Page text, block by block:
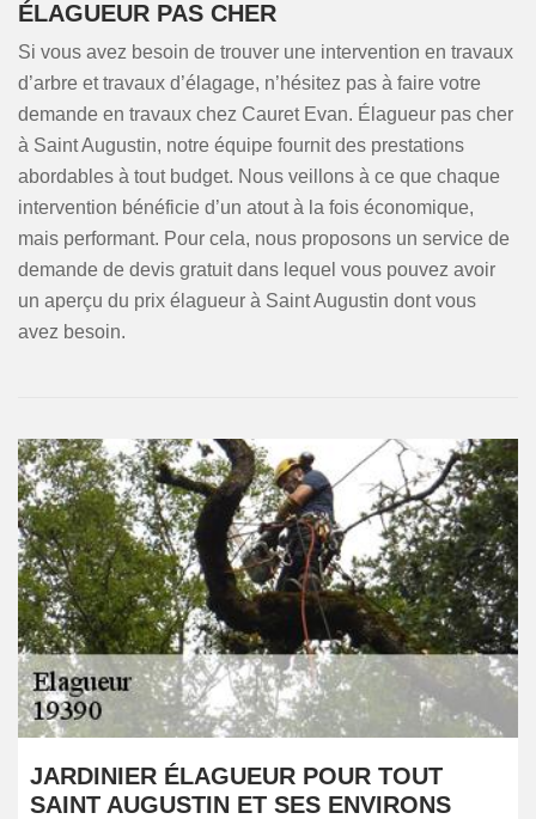
ÉLAGUEUR PAS CHER
Si vous avez besoin de trouver une intervention en travaux
d’arbre et travaux d’élagage, n’hésitez pas à faire votre
demande en travaux chez Cauret Evan. Élagueur pas cher
à Saint Augustin, notre équipe fournit des prestations
abordables à tout budget. Nous veillons à ce que chaque
intervention bénéficie d’un atout à la fois économique,
mais performant. Pour cela, nous proposons un service de
demande de devis gratuit dans lequel vous pouvez avoir
un aperçu du prix élagueur à Saint Augustin dont vous
avez besoin.
JARDINIER ÉLAGUEUR POUR TOUT
SAINT AUGUSTIN ET SES ENVIRONS